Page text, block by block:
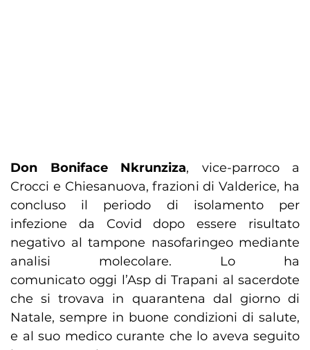
Don Boniface Nkrunziza, vice-parroco a
Crocci e Chiesanuova, frazioni di Valderice, ha
concluso il periodo di isolamento per
infezione da Covid dopo essere risultato
negativo al tampone nasofaringeo mediante
analisi molecolare. Lo ha
comunicato oggi l’Asp di Trapani al sacerdote
che si trovava in quarantena dal giorno di
Natale, sempre in buone condizioni di salute,
e al suo medico curante che lo aveva seguito